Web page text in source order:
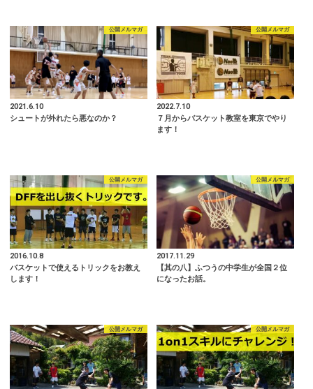
公開メルマガ
2021.6.10
シュートが外れたら悪なのか？
公開メルマガ
2022.7.10
７月からバスケット教室を東京でやり
ます！
公開メルマガ
2016.10.8
バスケットで使えるトリックをお教え
します！
公開メルマガ
2017.11.29
【其の八】ふつうの中学生が全国２位
になったお話。
公開メルマガ 公開メルマガ